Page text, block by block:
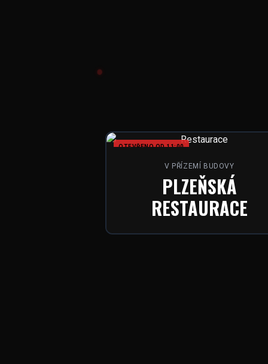
OTEVŘENO OD 11:00
V PŘÍZEMÍ BUDOVY
PLZEŇSKÁ
RESTAURACE